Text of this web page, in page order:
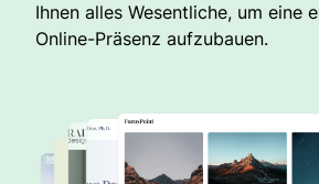
Ihnen alles Wesentliche, um eine
Online-Präsenz aufzubauen.